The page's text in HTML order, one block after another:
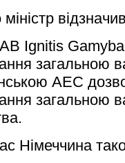
Ignitis Gamyba
загальною
АЕС
загальною
Німеччина